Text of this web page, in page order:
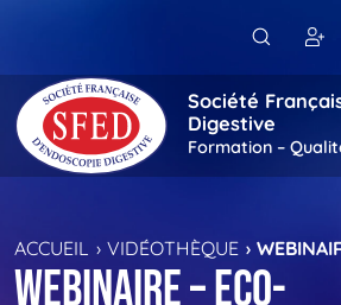
Société
Digestive
Formation –
ACCUEIL VIDÉOTHÈQUE
WEBINAIRE – ECO-